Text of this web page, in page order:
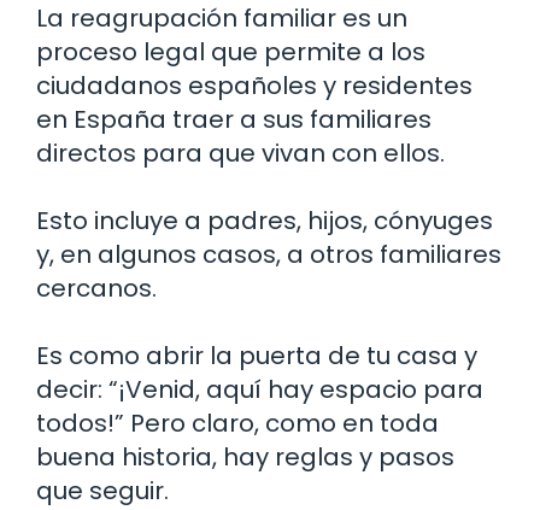
La reagrupación familiar es un
proceso legal que permite a los
ciudadanos españoles y residentes
en España traer a sus familiares
directos para que vivan con ellos.
Esto incluye a padres, hijos, cónyuges
y, en algunos casos, a otros familiares
cercanos.
Es como abrir la puerta de tu casa y
decir: “¡Venid, aquí hay espacio para
todos!” Pero claro, como en toda
buena historia, hay reglas y pasos
que seguir.